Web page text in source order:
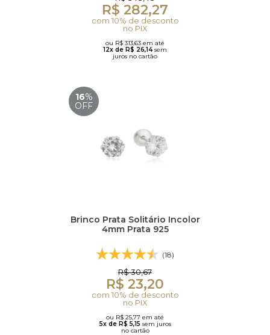
R$ 282,27
com 10% de desconto
no PIX
ou R$ 313,63 em até
12x de R$ 26,14sem
juros no cartão
16%
OFF
Brinco Prata Solitário Incolor
4mm Prata 925
(18)
R$ 30,67
R$ 23,20
com 10% de desconto
no PIX
ou R$ 25,77 em até
5x de R$ 5,15 sem juros
no cartão